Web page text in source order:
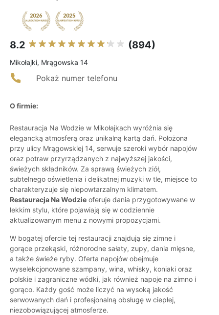
8.2 (894)
Mikołajki, Mrągowska 14
Pokaż numer telefonu
O firmie:
Restauracja Na Wodzie w Mikołajkach wyróżnia się
elegancką atmosferą oraz unikalną kartą dań. Położona
przy ulicy Mrągowskiej 14, serwuje szeroki wybór napojów
oraz potraw przyrządzanych z najwyższej jakości,
świeżych składników. Za sprawą świeżych ziół,
subtelnego oświetlenia i delikatnej muzyki w tle, miejsce to
charakteryzuje się niepowtarzalnym klimatem.
Restauracja Na Wodzie oferuje dania przygotowywane w
lekkim stylu, które pojawiają się w codziennie
aktualizowanym menu z nowymi propozycjami.
W bogatej ofercie tej restauracji znajdują się zimne i
gorące przekąski, różnorodne sałaty, zupy, dania mięsne,
a także świeże ryby. Oferta napojów obejmuje
wyselekcjonowane szampany, wina, whisky, koniaki oraz
polskie i zagraniczne wódki, jak również napoje na zimno i
gorąco. Każdy gość może liczyć na wysoką jakość
serwowanych dań i profesjonalną obsługę w ciepłej,
niezobowiązującej atmosferze.